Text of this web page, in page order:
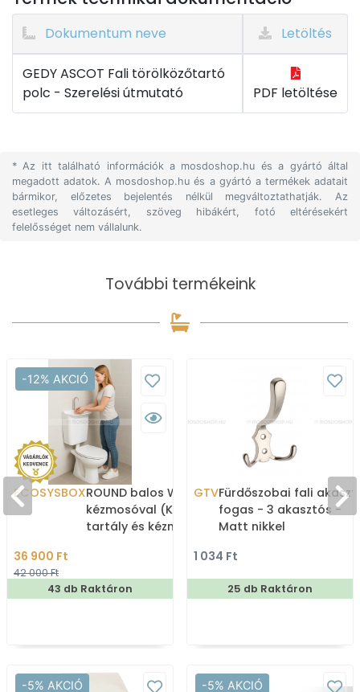
Dokumentum neve Letöltés
GEDY ASCOT Fali törölközőtartó
polc - Szerelési útmutató
PDF letöltése
* Az itt található információk a mosdoshop.hu és a gyártó által
megadott adatok. A mosdoshop.hu és a gyártó a termékek adatait
bármikor, előzetes bejelentés nélkül megváltoztathatják. Az
esetleges változásért, szöveg hibákért, fotó eltérésekért
felelősséget nem vállalunk.
További termékeink
-12% AKCIÓ
ECOSYSBOXROUND balos WC tartály
kézmosóval (Kombi WC
tartály és kézmosó)
36 900 Ft
42 000 Ft
43 db Raktáron
GTVFürdőszobai fali
fogas - 3 akasztós -
Matt nikkel
1 034 Ft
25 db Raktáron
-5% AKCIÓ -5% AKCIÓ